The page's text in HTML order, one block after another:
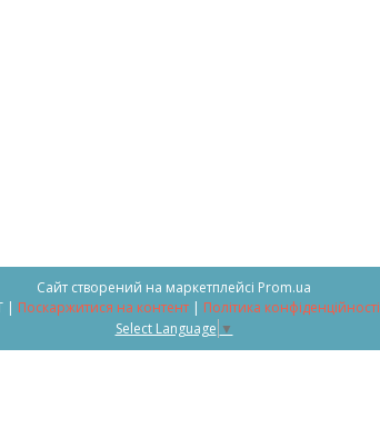
Сайт створений на маркетплейсі Prom.ua
KWAT | Поскаржитися на контент | Політика конфіденційності
Select Language ▼